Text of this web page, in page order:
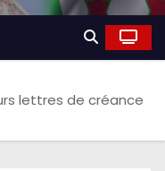
lettres de créance